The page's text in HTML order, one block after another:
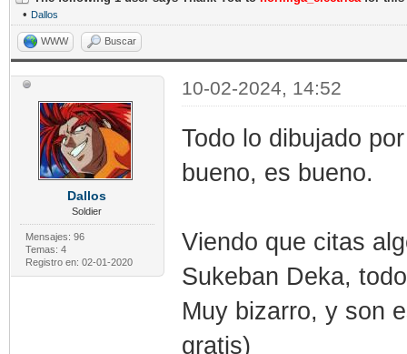
• Dallos
WWW Buscar
Dallos
Soldier
Mensajes: 96
Temas: 4
Registro en: 02-01-2020
10-02-2024, 14:52
Todo lo dibujado
bueno, es bueno.
Viendo que citas
Sukeban Deka,
Muy bizarro, y son
gratis)